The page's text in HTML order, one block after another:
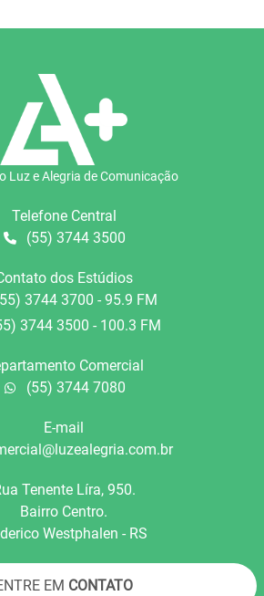
Luz e Alegria de Comunicação
Telefone Central
(55) 3744 3500
dos Estúdios
3744 3700 - 95.9 FM
3744 3500 - 100.3 FM
Comercial
(55) 3744 7080
E-mail
Tenente Líra, 950.
Bairro Centro.
Westphalen - RS
EM CONTATO